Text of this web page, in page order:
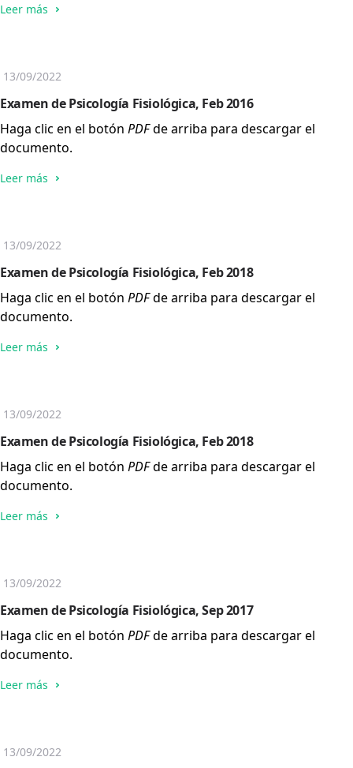
Leer más
Examen de Psicología Fisiológica, Feb 2016
13/09/2022
Haga clic en el botón PDFde arriba para descargar el
documento.
Leer más
Examen de Psicología Fisiológica, Feb 2018
13/09/2022
Haga clic en el botón PDFde arriba para descargar el
documento.
Leer más
Examen de Psicología Fisiológica, Feb 2018
13/09/2022
Haga clic en el botón PDFde arriba para descargar el
documento.
Leer más
Examen de Psicología Fisiológica, Sep 2017
13/09/2022
Haga clic en el botón PDFde arriba para descargar el
documento.
Leer más
13/09/2022